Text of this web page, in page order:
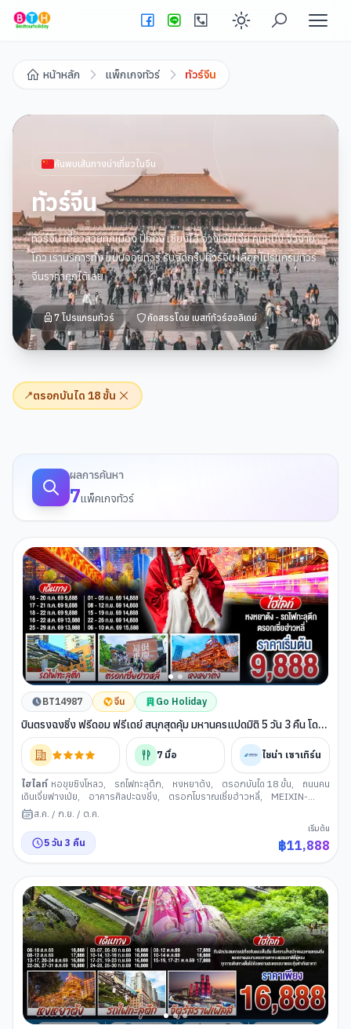
Enable dark
หน้าหลัก แพ็กเกจทัวร์ ทัวร์จีน
ค้นพบเส้นทางน่าเที่ยวในจีน
ทัวร์จีน
ทัวร์จีน เที่ยวสวยทุกเมือง ปักกิ่ง เซี่ยงไฮ้ จางเจียเจี้ย คุนหมิง จิวจ่าย
โกว เราบริการทั้ง แบบจอยทัวร์ รับจัดกรุ๊ปทัวร์จีน เลือกโปรแกรมทัวร์
จีนราคาถูกได้เลย
7 โปรแกรมทัวร์ คัดสรรโดย เบสท์ทัวร์ฮอลิเดย์
📍ตรอกบันได 18 ขั้น
ผลการค้นหา
7แพ็คเกจทัวร์
BT14987 จีน Go Holiday
บินตรงฉงชิ่ง ฟรีดอม ฟรีเดย์ สนุกสุดคุ้ม มหานครแปดมิติ 5 วัน 3 คืน โดย
สายการบิน ไชน่า เซาเทิร์น (CZ)
7 มื้อ ไชน่า เซาเทิร์น
ไฮไลท์ หอขุยซิงโหลว, รถไฟทะลุตึก, หงหยาต้ง, ตรอกบันได 18 ขั้น,
ถนนคน
เดินเจี่ยฟางเป่ย, อาคารศิลปะฉงชิ่ง, ตรอกโบราณเซี่ยฮ่าวหลี่,
MEIXIN-
CREATIVE-PARK ,
ส.ค. / ก.ย. / ต.ค.
5 วัน 3 คืน
เริ่มต้น
฿11,888